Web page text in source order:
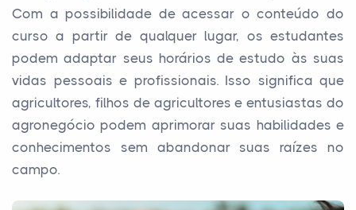
Com a possibilidade de acessar o conteúdo do
curso a partir de qualquer lugar, os estudantes
podem adaptar seus horários de estudo às suas
vidas pessoais e profissionais. Isso significa que
agricultores, filhos de agricultores e entusiastas do
agronegócio podem aprimorar suas habilidades e
conhecimentos sem abandonar suas raízes no
campo.